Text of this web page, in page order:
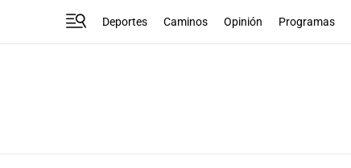
Deportes Caminos Opinión Programas